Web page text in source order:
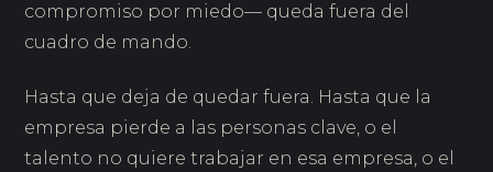
compromiso por miedo— queda fuera del
cuadro de mando.
Hasta que deja de quedar fuera. Hasta que la
empresa pierde a las personas clave, o el
talento no quiere trabajar en esa empresa, o el